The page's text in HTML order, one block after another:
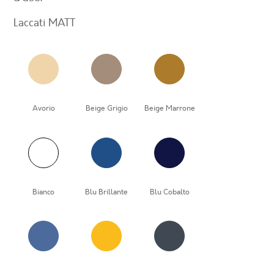
Laccati MATT
Avorio Beige Grigio Beige Marrone
Bianco Blu Brillante Blu Cobalto